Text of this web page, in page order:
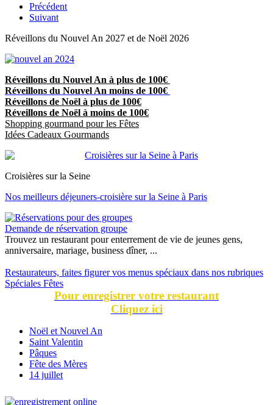
Précédent
Suivant
Réveillons du Nouvel An 2027 et de Noël 2026
Réveillons du Nouvel An à plus de 100€
Réveillons du Nouvel An moins de 100€
Réveillons de Noël à plus de 100€
Réveillons de Noël à moins de 100€
Shopping gourmand pour les Fêtes
Idées Cadeaux Gourmands
Croisières sur la Seine
Nos meilleurs déjeuners-croisière sur la Seine à Paris
Demande de réservation groupe
Trouvez un restaurant pour enterrement de vie de jeunes gens,
anniversaire, mariage, business dîner, ...
Restaurateurs, faites figurer vos menus spéciaux dans nos rubriques
Spéciales Fêtes
Pour enregistrer votre restaurant
Cliquez ici
Noël et Nouvel An
Saint Valentin
Pâques
Fête des Mères
14 juillet